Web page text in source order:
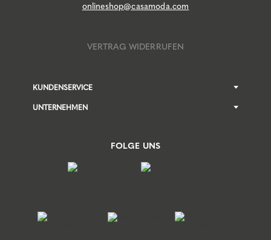
onlineshop@casamoda.com
VERTRAG WIDERRUFEN
KUNDENSERVICE
UNTERNEHMEN
FOLGE UNS